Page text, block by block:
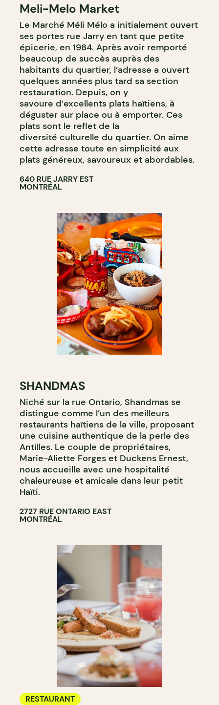
COMPTOIR
Meli-Melo Market
Le Marché Méli Mélo a initialement ouvert
ses portes rue Jarry en tant que petite
épicerie, en 1984. Après avoir remporté
beaucoup de succès auprès des
habitants du quartier, l’adresse a ouvert
quelques années plus tard sa section
restauration. Depuis, on y
savoure d’excellents plats haïtiens, à
déguster sur place ou à emporter. Ces
plats sont le reflet de la
diversité culturelle du quartier. On aime
cette adresse toute en simplicité aux
plats généreux, savoureux et abordables.
640 RUE JARRY EST
MONTRÉAL
SHANDMAS
Niché sur la rue Ontario, Shandmas se
distingue comme l’un des meilleurs
restaurants haïtiens de la ville, proposant
une cuisine authentique de la perle des
Antilles. Le couple de propriétaires,
Marie-Aliette Forges et Duckens Ernest,
nous accueille avec une hospitalité
chaleureuse et amicale dans leur petit
Haïti.
2727 RUE ONTARIO EAST
MONTRÉAL
RESTAURANT